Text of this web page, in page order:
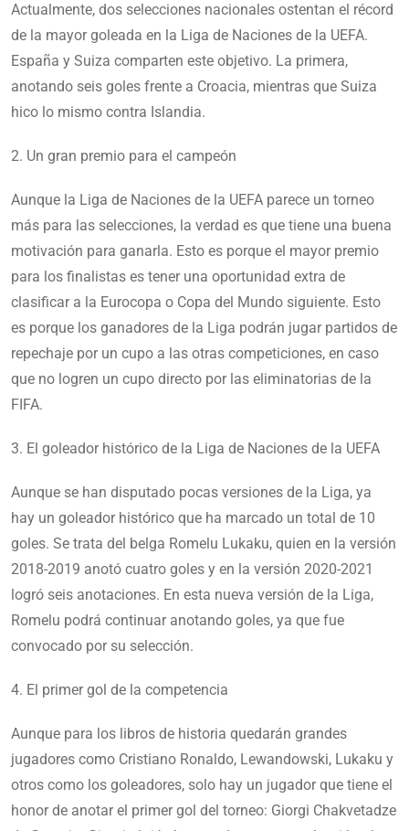
Actualmente, dos selecciones nacionales ostentan el récord
de la mayor goleada en la Liga de Naciones de la UEFA.
España y Suiza comparten este objetivo. La primera,
anotando seis goles frente a Croacia, mientras que Suiza
hico lo mismo contra Islandia.
2. Un gran premio para el campeón
Aunque la Liga de Naciones de la UEFA parece un torneo
más para las selecciones, la verdad es que tiene una buena
motivación para ganarla. Esto es porque el mayor premio
para los finalistas es tener una oportunidad extra de
clasificar a la Eurocopa o Copa del Mundo siguiente. Esto
es porque los ganadores de la Liga podrán jugar partidos de
repechaje por un cupo a las otras competiciones, en caso
que no logren un cupo directo por las eliminatorias de la
FIFA.
3. El goleador histórico de la Liga de Naciones de la UEFA
Aunque se han disputado pocas versiones de la Liga, ya
hay un goleador histórico que ha marcado un total de 10
goles. Se trata del belga Romelu Lukaku, quien en la versión
2018-2019 anotó cuatro goles y en la versión 2020-2021
logró seis anotaciones. En esta nueva versión de la Liga,
Romelu podrá continuar anotando goles, ya que fue
convocado por su selección.
4. El primer gol de la competencia
Aunque para los libros de historia quedarán grandes
jugadores como Cristiano Ronaldo, Lewandowski, Lukaku y
otros como los goleadores, solo hay un jugador que tiene el
honor de anotar el primer gol del torneo: Giorgi Chakvetadze